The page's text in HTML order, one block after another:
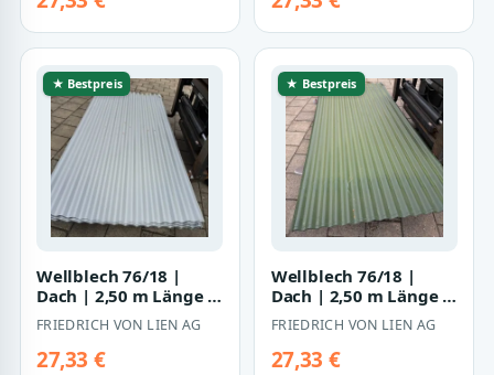
★ Bestpreis
Wellblech 76/18 |
Dach | 2,50 m Länge |
Weißaluminium ( RAL
9006 )
FRIEDRICH VON LIEN AG
27,33 €
★ Bestpreis
Wellblech 76/18 |
Dach | 2,50 m Länge |
Chromoxidgrün ( RAL
6020 )
FRIEDRICH VON LIEN AG
27,33 €